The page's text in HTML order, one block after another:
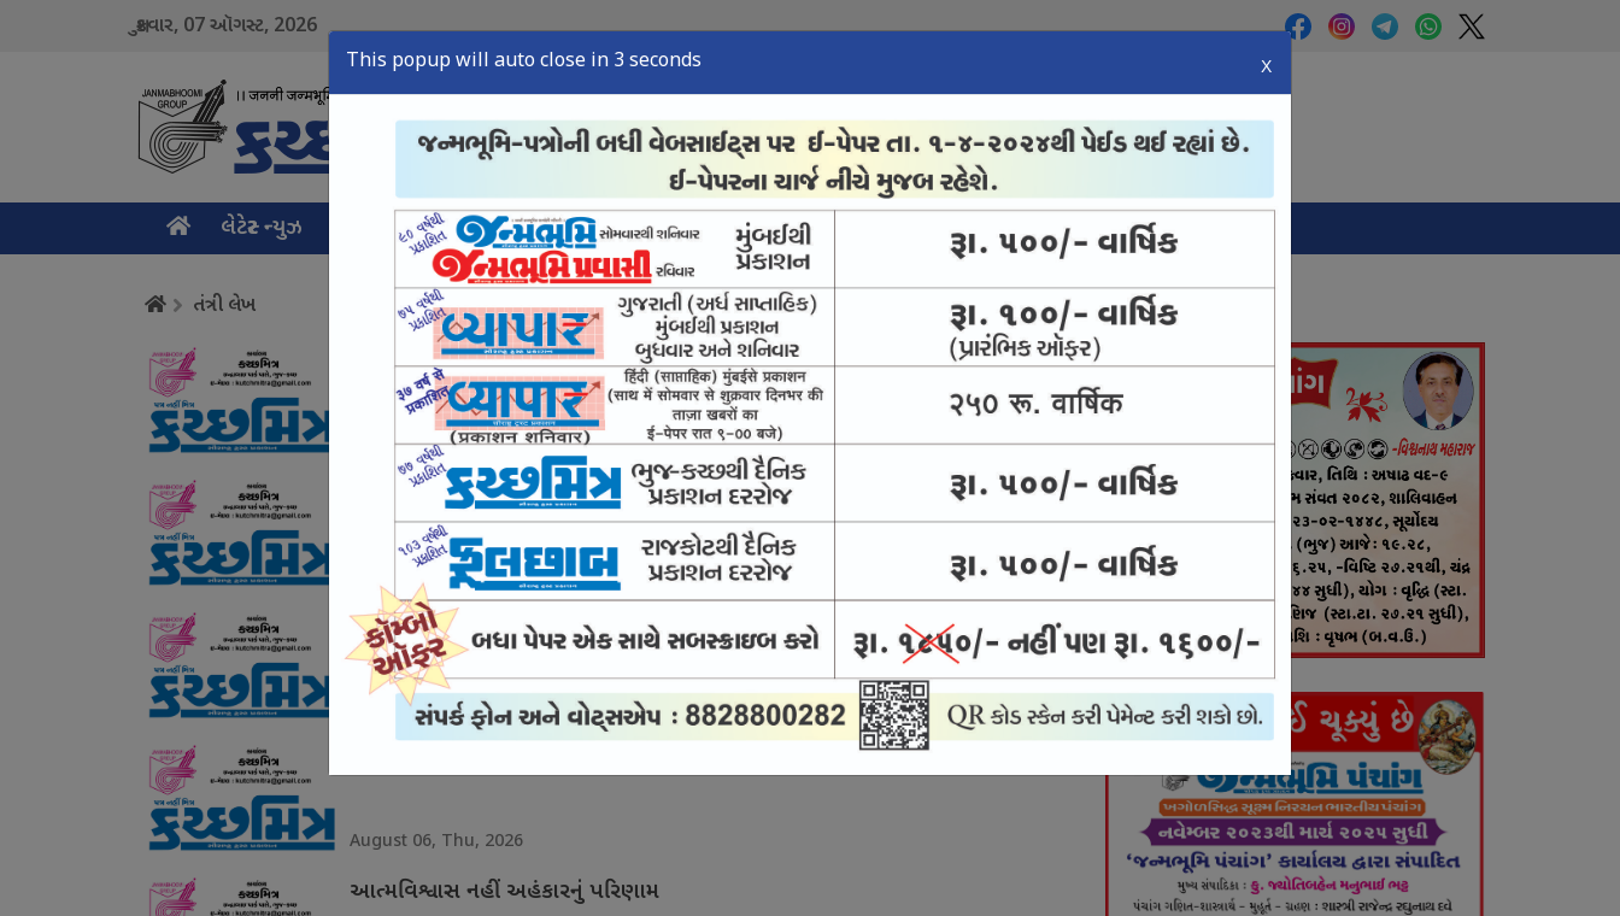
શુક્રવાર, 07ઑગસ્ટ, 2026
લેટેસ્ટ ન્યુઝ મુખ્ય સમાચાર ક્રાઇમ ન્યુઝ સ્પોર્ટ્સ ન્યુઝ તંત્રી લેખ ઈ-પેપર
This popup will auto close in 2 seconds X
તંત્રી લેખ
સાયબર ક્રાઈમ ઉપર સકંજો કસવા સુપ્રીમનો આદેશ
August 07, Fri, 2026
યુવાનો સાથે સંઘર્ષ નહીં પણ સંવાદની સુપ્રીમ સલાહ
August 07, Fri, 2026
ગરિમા ચૂકયા ઉદયનિધિ
August 06, Thu, 2026
August 06, Thu, 2026
આત્મવિશ્વાસ નહીં અહંકારનું પરિણામ
Panchang